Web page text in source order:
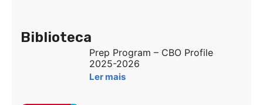
Biblioteca
Prep Program – CBO Profile
2025-2026
Ler mais